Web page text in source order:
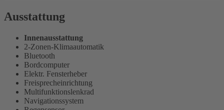
Ausstattung
Innenausstattung
2-Zonen-Klimaautomatik
Bluetooth
Bordcomputer
Elektr. Fensterheber
Freisprecheinrichtung
Multifunktionslenkrad
Navigationssystem